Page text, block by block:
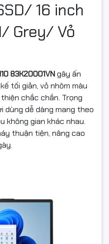
16 inch
Grey/ Vỏ
83K20001VNgây ấn
tối giản, vỏ nhôm màu
chắc chắn. Trọng
dùng dễ dàng mang theo
không gian khác nhau.
thuận tiện, nâng cao